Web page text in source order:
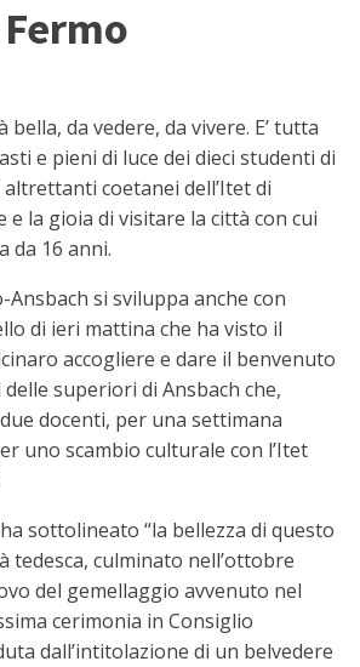
bella, da vedere, da vivere. E’ tutta
e pieni di luce dei dieci studenti di
altrettanti coetanei dell’Itet di
e la gioia di visitare la città con cui
da 16 anni.
si sviluppa anche con
di ieri mattina che ha visto il
accogliere e dare il benvenuto
superiori di Ansbach che,
docenti, per una settimana
uno scambio culturale con l’Itet
sottolineato “la bellezza di questo
tedesca, culminato nell’ottobre
del gemellaggio avvenuto nel
cerimonia in Consiglio
dall’intitolazione di un belvedere